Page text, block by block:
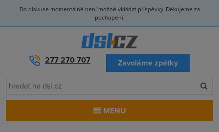
Do diskuse momentálně není možné vkládat příspěvky. Děkujeme za
pochopení.
277 270 707 Zavoláme zpátky
MENU